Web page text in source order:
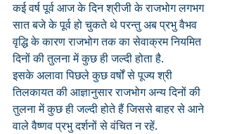
कई वर्ष पूर्व आज के दिन श्रीजी के राजभोग लगभग
सात बजे के पूर्व हो चुकते थे परन्तु अब प्रभु वैभव
वृद्धि के कारण राजभोग तक का सेवाक्रम नियमित
दिनों की तुलना में कुछ ही जल्दी होता है.
इसके अलावा पिछले कुछ वर्षों से पूज्य श्री
तिलकायत की आज्ञानुसार राजभोग अन्य दिनों की
तुलना में कुछ ही जल्दी होते हैं जिससे बाहर से आने
वाले वैष्णव प्रभु दर्शनों से वंचित न रहें.